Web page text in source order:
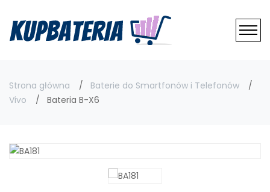
Strona główna
Baterie do Smartfonów i Telefonów
Vivo
Bateria B-X6